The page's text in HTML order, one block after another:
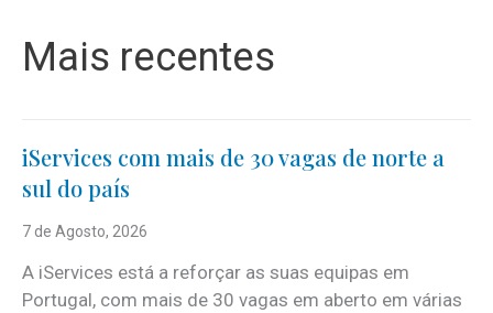
Mais recentes
iServices com mais de 30 vagas de norte a
sul do país
7 de Agosto, 2026
A iServices está a reforçar as suas equipas em
Portugal, com mais de 30 vagas em aberto em várias